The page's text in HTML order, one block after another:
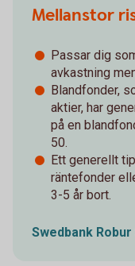
Mellanstor
Passar dig
avkastning
Blandfonder,
aktier, har
på en
50.
Ett generellt
räntefonder
3-5 år bort.
Swedbank